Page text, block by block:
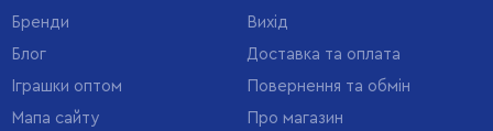
Бренди
Блог
Іграшки оптом
Мапа сайту
Вихід
Доставка та оплата
Повернення та обмін
Про магазин